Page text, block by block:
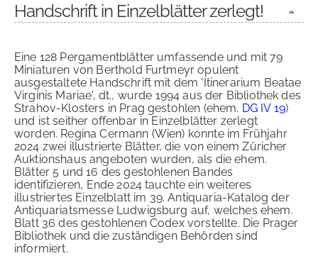
Handschrift in Einzelblätter zerlegt!
Eine 128 Pergamentblätter umfassende und mit 79
Miniaturen von Berthold Furtmeyr opulent
ausgestaltete Handschrift mit dem 'Itinerarium Beatae
Virginis Mariae', dt., wurde 1994 aus der Bibliothek des
Strahov-Klosters in Prag gestohlen (ehem. DG IV 19)
und ist seither offenbar in Einzelblätter zerlegt
worden. Regina Cermann (Wien) konnte im Frühjahr
2024 zwei illustrierte Blätter, die von einem Züricher
Auktionshaus angeboten wurden, als die ehem.
Blätter 5 und 16 des gestohlenen Bandes
identifizieren, Ende 2024 tauchte ein weiteres
illustriertes Einzelblatt im 39. Antiquaria-Katalog der
Antiquariatsmesse Ludwigsburg auf, welches ehem.
Blatt 36 des gestohlenen Codex vorstellte. Die Prager
Bibliothek und die zuständigen Behörden sind
informiert.